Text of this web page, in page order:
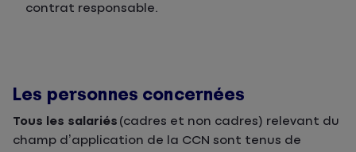
contrat responsable.
Les personnes concernées
Tous les salariés (cadres et non cadres) relevant du
champ d’application de la CCN sont tenus de